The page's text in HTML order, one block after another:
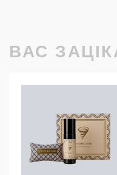
ВАС